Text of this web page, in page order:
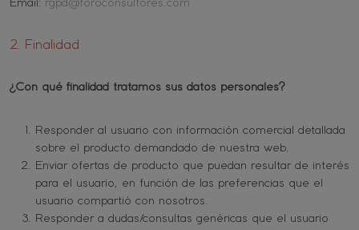
Email: rgpd@foroconsultores.com
2. Finalidad
¿Con qué finalidad tratamos sus datos personales?
Responder al usuario con información comercial detallada
sobre el producto demandado de nuestra web.
Enviar ofertas de producto que puedan resultar de interés
para el usuario, en función de las preferencias que el
usuario compartió con nosotros.
Responder a dudas/consultas genéricas que el usuario